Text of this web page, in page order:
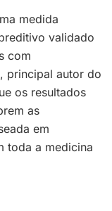
medida
validado
com
principal autor do
os resultados
as
em
toda a medicina